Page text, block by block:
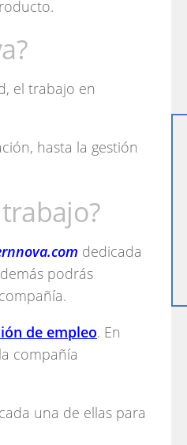
el trabajo en
hasta la gestión
dedicada
podrás
de empleo. En
compañía
una de ellas para